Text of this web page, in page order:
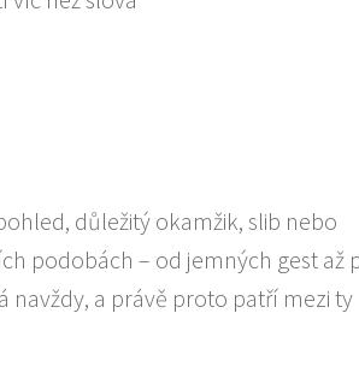
důležitý okamžik, slib nebo
podobách – od jemných gest až
navždy, a právě proto patří mezi ty